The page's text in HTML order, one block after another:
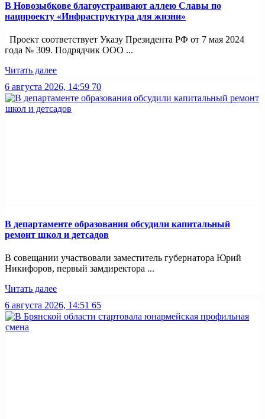
В Новозыбкове благоустраивают аллею Славы по
нацпроекту «Инфраструктура для жизни»
Проект соответствует Указу Президента РФ от 7 мая 2024
года № 309. Подрядчик ООО ...
Читать далее
6 августа 2026, 14:59 70
В департаменте образования обсудили капитальный
ремонт школ и детсадов
В совещании участвовали заместитель губернатора Юрий
Никифоров, первый замдиректора ...
Читать далее
6 августа 2026, 14:51 65